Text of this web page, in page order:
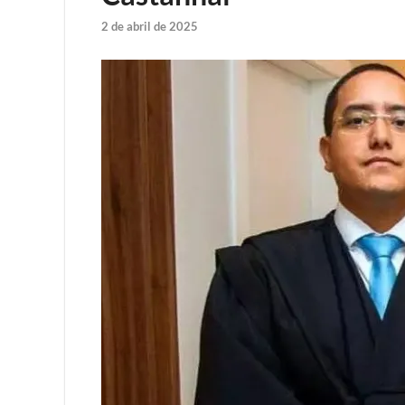
2 de abril de 2025